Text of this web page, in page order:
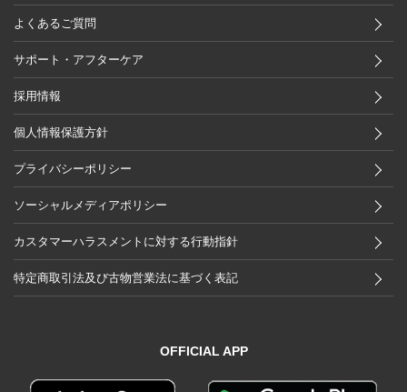
よくあるご質問
サポート・アフターケア
採用情報
個人情報保護方針
プライバシーポリシー
ソーシャルメディアポリシー
カスタマーハラスメントに対する行動指針
特定商取引法及び古物営業法に基づく表記
OFFICIAL APP